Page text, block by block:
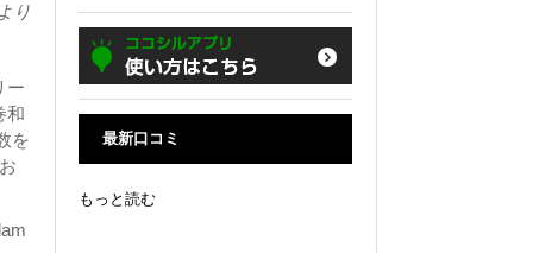
り
ー
和
を
最新口コミ
もっと読む